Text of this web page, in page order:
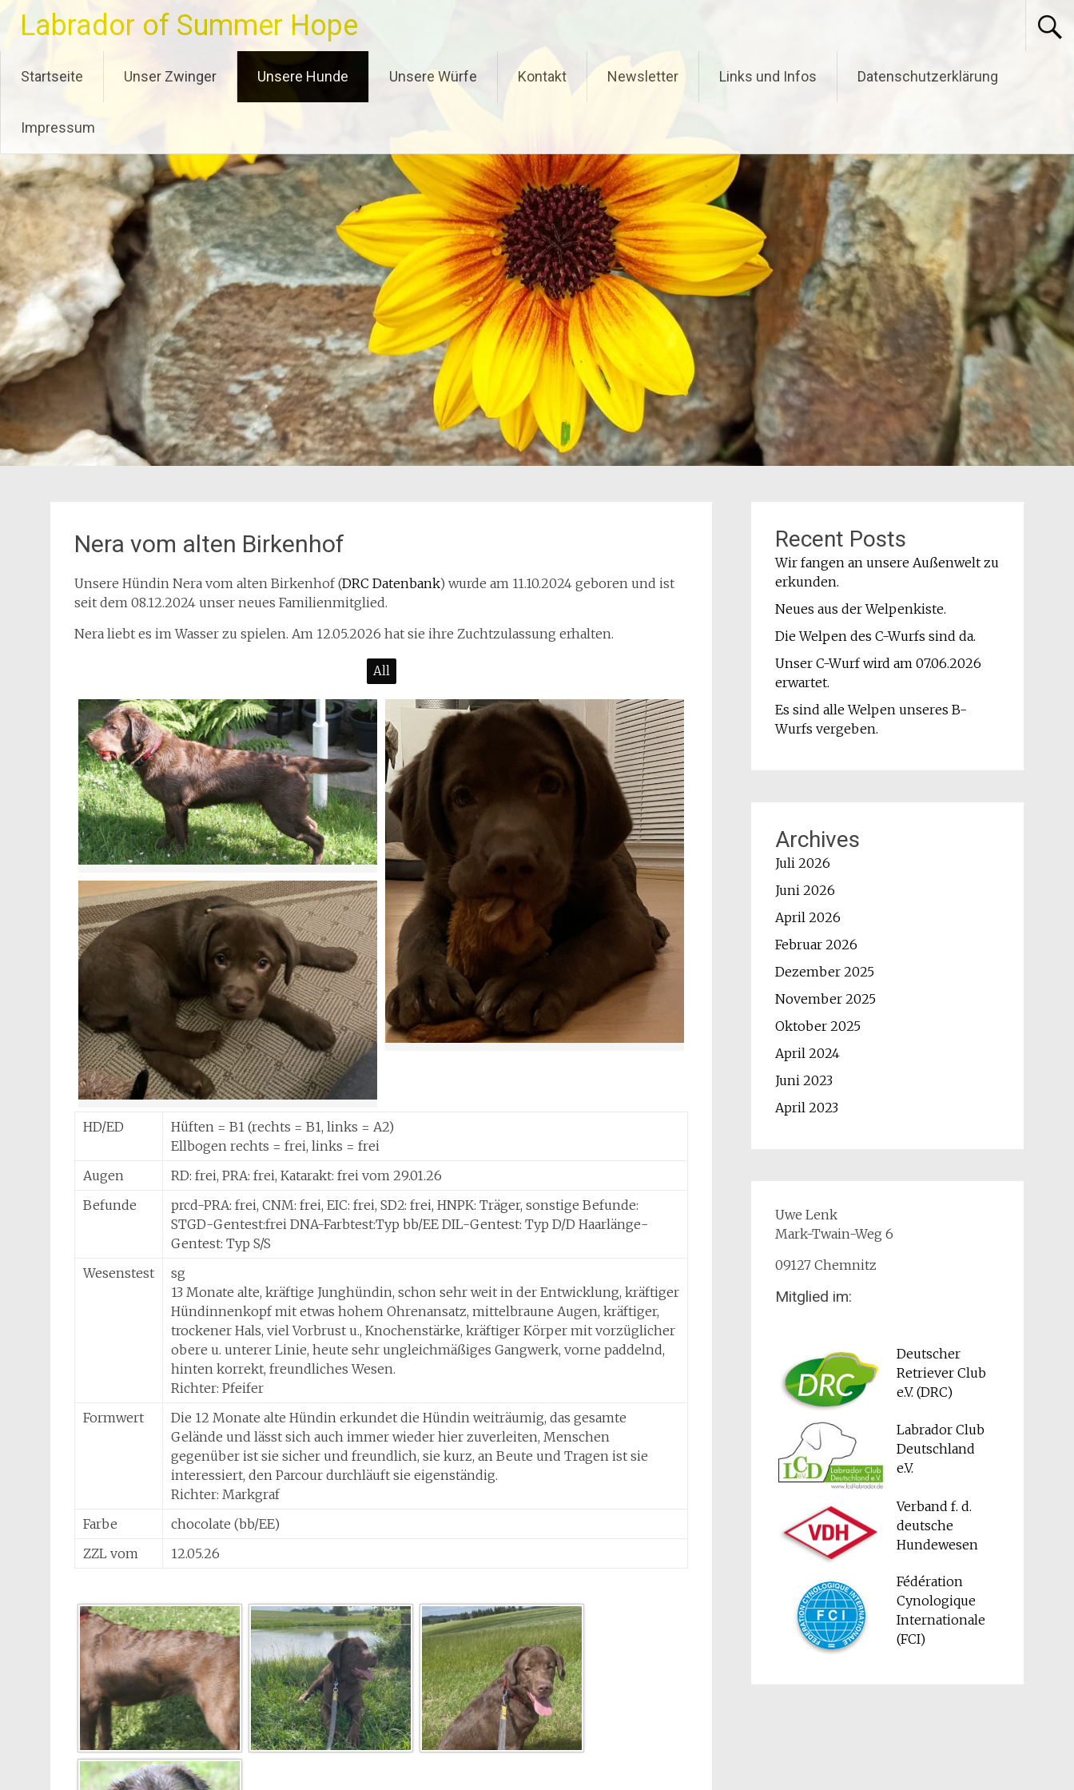
springen
Labrador of Summer Hope
Startseite Unser Zwinger Unsere Hunde Unsere Würfe Kontakt Newsletter Links und Infos Datenschutzerklärung
Impressum
Nera vom alten Birkenhof
Unsere Hündin Nera vom alten Birkenhof (DRC Datenbank) wurde am 11.10.2024 geboren und ist
seit dem 08.12.2024 unser neues Familienmitglied.
Nera liebt es im Wasser zu spielen. Am 12.05.2026 hat sie ihre Zuchtzulassung erhalten.
All
HD/ED
Hüften = B1 (rechts = B1, links = A2)
Ellbogen rechts = frei, links = frei
Augen
RD: frei, PRA: frei, Katarakt: frei vom 29.01.26
Befunde
prcd-PRA: frei, CNM: frei, EIC: frei, SD2: frei, HNPK: Träger, sonstige Befunde:
STGD-Gentest:frei DNA-Farbtest:Typ bb/EE DIL-Gentest: Typ D/D Haarlänge-
Gentest: Typ S/S
Wesenstest
sg
13 Monate alte, kräftige Junghündin, schon sehr weit in der Entwicklung, kräftiger
Hündinnenkopf mit etwas hohem Ohrenansatz, mittelbraune Augen, kräftiger,
trockener Hals, viel Vorbrust u., Knochenstärke, kräftiger Körper mit vorzüglicher
obere u. unterer Linie, heute sehr ungleichmäßiges Gangwerk, vorne paddelnd,
hinten korrekt, freundliches Wesen.
Richter: Pfeifer
Formwert
Die 12 Monate alte Hündin erkundet die Hündin weiträumig, das gesamte
Gelände und lässt sich auch immer wieder hier zuverleiten, Menschen
gegenüber ist sie sicher und freundlich, sie kurz, an Beute und Tragen ist sie
interessiert, den Parcour durchläuft sie eigenständig.
Richter: Markgraf
Farbe
chocolate (bb/EE)
ZZL vom
12.05.26
Recent Posts
Wir fangen an unsere Außenwelt zu
erkunden.
Neues aus der Welpenkiste.
Die Welpen des C-Wurfs sind da.
Unser C-Wurf wird am 07.06.2026
erwartet.
Es sind alle Welpen unseres B-
Wurfs vergeben.
Archives
Juli 2026
Juni 2026
April 2026
Februar 2026
Dezember 2025
November 2025
Oktober 2025
April 2024
Juni 2023
April 2023
Uwe Lenk
Mark-Twain-Weg 6
09127 Chemnitz
Mitglied im:
Deutscher
Retriever Club
e.V. (DRC)
Labrador Club
Deutschland
e.V.
Verband f. d.
deutsche
Hundewesen
Fédération
Cynologique
Internationale
(FCI)